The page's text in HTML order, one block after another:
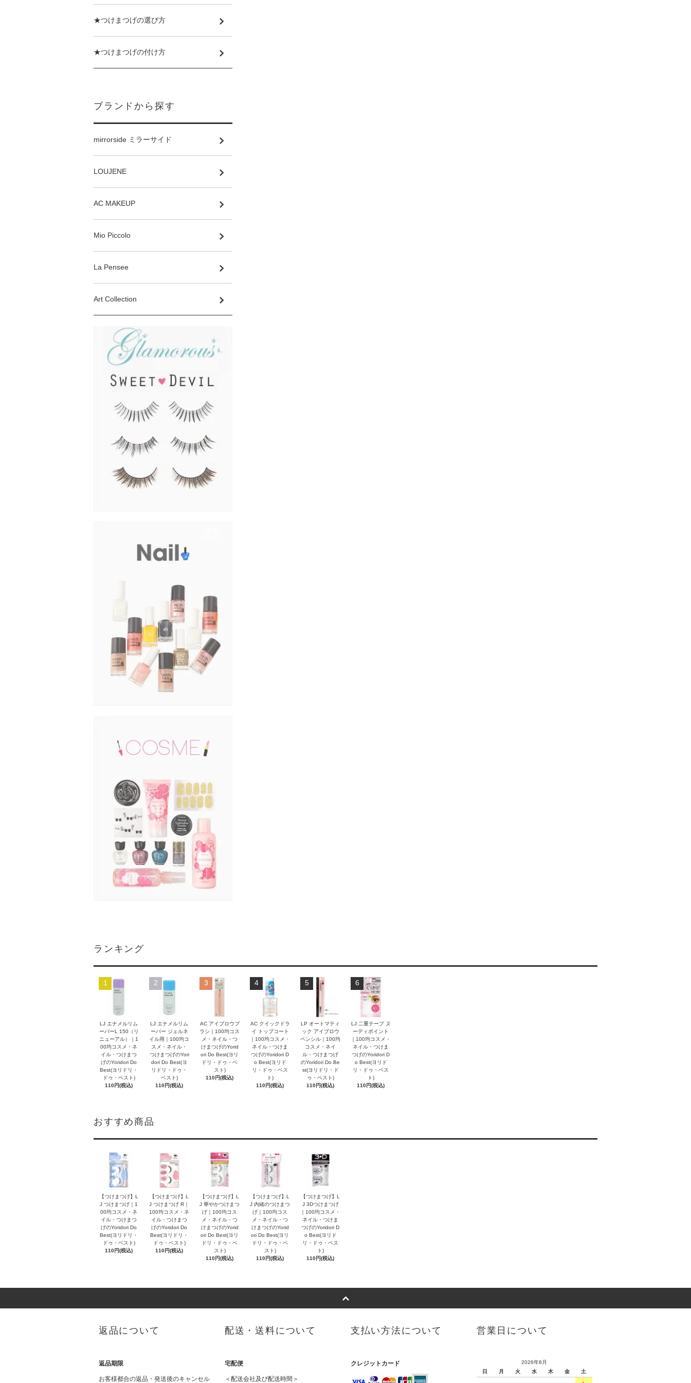
★つけまつげの選び方
★つけまつげの付け方
ブランドから探す
mirrorside ミラーサイド
LOUJENE
AC MAKEUP
Mio Piccolo
La Pensee
Art Collection
ランキング
1
LJ エナメルリム
ーバーL 150（リ
ニューアル）｜1
00均コスメ・ネ
イル・つけまつ
げのYoridori Do
Best(ヨリドリ・
ドゥ・ベスト)
110円(税込)
2
LJ エナメルリム
ーバー ジェルネ
イル用｜100均コ
スメ・ネイル・
つけまつげのYori
dori Do Best(ヨ
リドリ・ドゥ・
ベスト)
110円(税込)
3
AC アイブロウブ
ラシ｜100均コス
メ・ネイル・つ
けまつげのYorid
ori Do Best(ヨリ
ドリ・ドゥ・ベ
スト)
110円(税込)
4
AC クイックドラ
イ トップコート
｜100均コスメ・
ネイル・つけま
つげのYoridori D
o Best(ヨリド
リ・ドゥ・ベス
ト)
110円(税込)
5
LP オートマティ
ック アイブロウ
ペンシル｜100均
コスメ・ネイ
ル・つけまつげ
のYoridori Do Be
st(ヨリドリ・ド
ゥ・ベスト)
110円(税込)
6
LJ 二重テープ ヌ
ーディポイント
｜100均コスメ・
ネイル・つけま
つげのYoridori D
o Best(ヨリド
リ・ドゥ・ベス
ト)
110円(税込)
おすすめ商品
【つけまつげ】L
J つけまつげ｜1
00均コスメ・ネ
イル・つけまつ
げのYoridori Do
Best(ヨリドリ・
ドゥ・ベスト)
110円(税込)
【つけまつげ】L
J つけまつげ R｜
100均コスメ・ネ
イル・つけまつ
げのYoridori Do
Best(ヨリドリ・
ドゥ・ベスト)
110円(税込)
【つけまつげ】L
J 華やかつけまつ
げ｜100均コス
メ・ネイル・つ
けまつげのYorid
ori Do Best(ヨリ
ドリ・ドゥ・ベ
スト)
110円(税込)
【つけまつげ】L
J 内緒のつけまつ
げ｜100均コス
メ・ネイル・つ
けまつげのYorid
ori Do Best(ヨリ
ドリ・ドゥ・ベ
スト)
110円(税込)
【つけまつげ】L
J 3Dつけまつげ
｜100均コスメ・
ネイル・つけま
つげのYoridori D
o Best(ヨリド
リ・ドゥ・ベス
ト)
110円(税込)
返品について
返品期限
お客様都合の返品・発送後のキャンセル
配送・送料について
宅配便
＜配送会社及び配送時間＞
支払い方法について
クレジットカード
営業日について
2026年8月
日
月 火 水 木 金 土